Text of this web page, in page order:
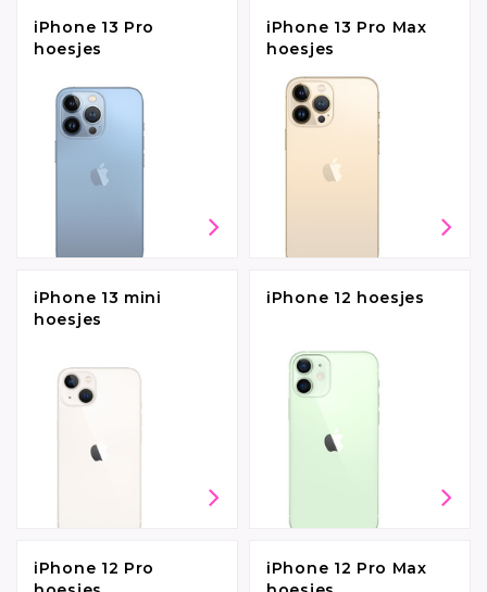
iPhone 13 Pro
hoesjes
iPhone 13 Pro Max
hoesjes
iPhone 13 mini
hoesjes
iPhone 12 hoesjes
iPhone 12 Pro
iPhone 12 Pro Max